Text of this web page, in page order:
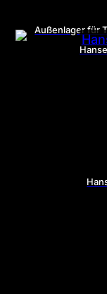
Außenlager für